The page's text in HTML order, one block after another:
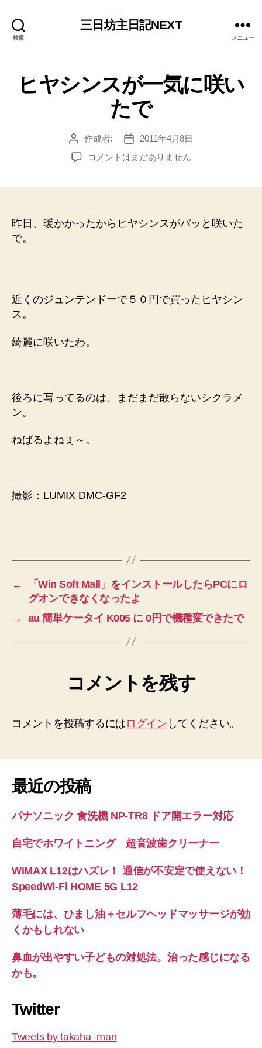
検索
三日坊主日記NEXT
メニュー
ヒヤシンスが一気に咲い
たで
投
稿
者
作成者:
投
稿
日
2011年4月8日
ヒ
が
た
コメントはまだありません
昨日、暖かかったからヒヤシンスがパッと咲いた
で。
近くのジュンテンドーで５０円で買ったヒヤシン
ス。
綺麗に咲いたわ。
後ろに写ってるのは、まだまだ散らないシクラメ
ン。
ねばるよねぇ～。
撮影：LUMIX DMC-GF2
←
「Win Soft Mall」をインストールしたらPCにロ
グオンできなくなったよ
→
au 簡単ケータイ K005 に 0円で機種変できたで
コメントを残す
コメントを投稿するには ログイン してください。
最近の投稿
パナソニック 食洗機 NP-TR8 ドア開エラー対応
自宅でホワイトニング 超音波歯クリーナー
WiMAX L12はハズレ！ 通信が不安定で使えない！
SpeedWi-Fi HOME 5G L12
薄毛には、ひまし油＋セルフヘッドマッサージが効
くかもしれない
鼻血が出やすい子どもの対処法。治った感じになる
かも。
Twitter
Tweets by takaha_man